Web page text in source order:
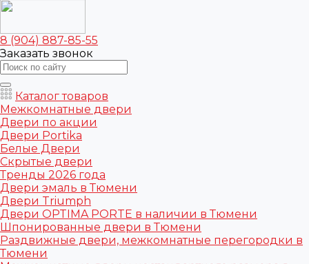
8 (904) 887-85-55
Заказать звонок
Каталог товаров
Межкомнатные двери
Двери по акции
Двери Portika
Белые Двери
Скрытые двери
Тренды 2026 года
Двери эмаль в Тюмени
Двери Triumph
Двери OPTIMA PORTE в наличии в Тюмени
Шпонированные двери в Тюмени
Раздвижные двери, межкомнатные перегородки в
Тюмени